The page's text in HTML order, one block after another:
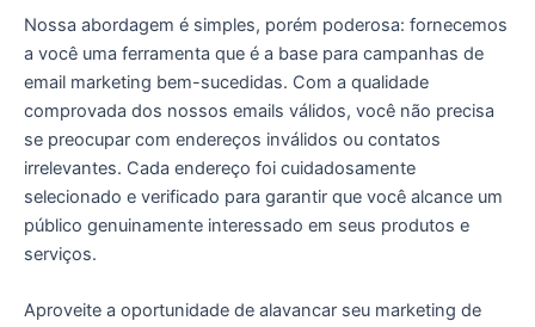
Nossa abordagem é simples, porém poderosa: fornecemos
a você uma ferramenta que é a base para campanhas de
email marketing bem-sucedidas. Com a qualidade
comprovada dos nossos emails válidos, você não precisa
se preocupar com endereços inválidos ou contatos
irrelevantes. Cada endereço foi cuidadosamente
selecionado e verificado para garantir que você alcance um
público genuinamente interessado em seus produtos e
serviços.
Aproveite a oportunidade de alavancar seu marketing de